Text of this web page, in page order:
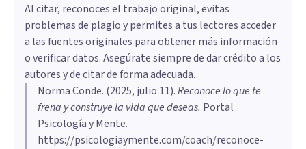
Al citar, reconoces el trabajo original, evitas
problemas de plagio y permites a tus lectores acceder
a las fuentes originales para obtener más información
o verificar datos. Asegúrate siempre de dar crédito a los
autores y de citar de forma adecuada.
Norma Conde. (2025, julio 11).Reconoce lo que te
frena y construye la vida que deseas. Portal
Psicología y Mente.
https://psicologiaymente.com/coach/reconoce-